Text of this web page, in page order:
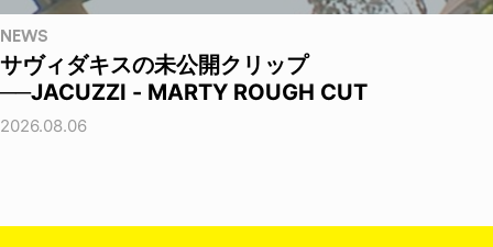
NEWS
サヴィダキスの未公開クリップ
──JACUZZI - MARTY ROUGH CUT
2026.08.06